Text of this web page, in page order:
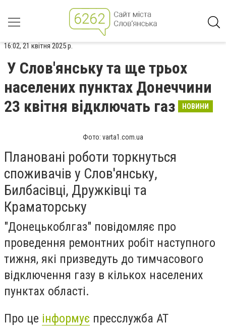
16:02, 21 квітня 2025 р.
У Слов'янську та ще трьох
населених пунктах Донеччини
23 квітня відключать газ
НОВИНИ
Фото: varta1.com.ua
Плановані роботи торкнуться
споживачів у Слов'янську,
Билбасівці, Дружківці та
Краматорську
"Донецькоблгаз" повідомляє про
проведення ремонтних робіт наступного
тижня, які призведуть до тимчасового
відключення газу в кількох населених
пунктах області.
Про це інформує пресслужба АТ